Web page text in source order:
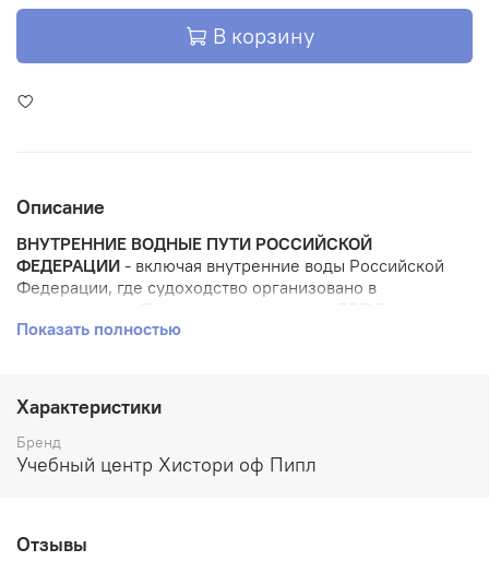
В корзину
Описание
ВНУТРЕННИЕ ВОДНЫЕ ПУТИ РОССИЙСКОЙ
ФЕДЕРАЦИИ - включая внутренние воды Российской
Федерации, где судоходство организовано в
(далее - внутренние водные пути Российской
МОРЕ РФ- бассейны (водоемы), в которых установлен
морской режим плавания, где действуют
международные правила предупреждения
столкновения судов в море.
Показать полностью
Характеристики
Бренд
Учебный центр Хистори оф Пипл
Отзывы